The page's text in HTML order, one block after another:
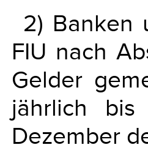
2) Banken
FIU nach
Gelder
jährlich
Dezember